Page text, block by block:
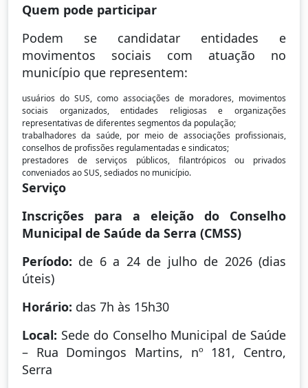
Quem pode participar
Podem se candidatar entidades e
movimentos sociais com atuação no
município que representem:
usuários do SUS, como associações de moradores, movimentos
sociais organizados, entidades religiosas e organizações
representativas de diferentes segmentos da população;
trabalhadores da saúde, por meio de associações profissionais,
conselhos de profissões regulamentadas e sindicatos;
prestadores de serviços públicos, filantrópicos ou privados
conveniados ao SUS, sediados no município.
Serviço
Inscrições para a eleição do Conselho
Municipal de Saúde da Serra (CMSS)
Período: de 6 a 24 de julho de 2026 (dias
úteis)
Horário: das 7h às 15h30
Local: Sede do Conselho Municipal de Saúde
– Rua Domingos Martins, nº 181, Centro,
Serra